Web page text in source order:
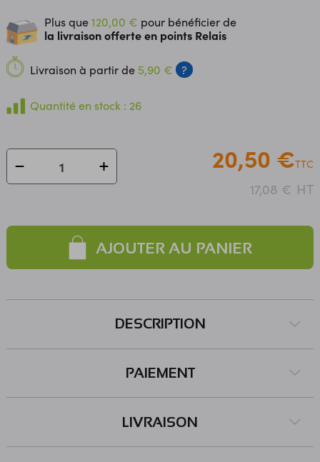
Plus que120,00 € pour bénéficier de
la livraison offerte en points Relais
Livraison à partir de 5,90 € ?
Quantité en stock : 26
20,50 €TTC
17,08 € HT
AJOUTER AU PANIER
DESCRIPTION
PAIEMENT
LIVRAISON